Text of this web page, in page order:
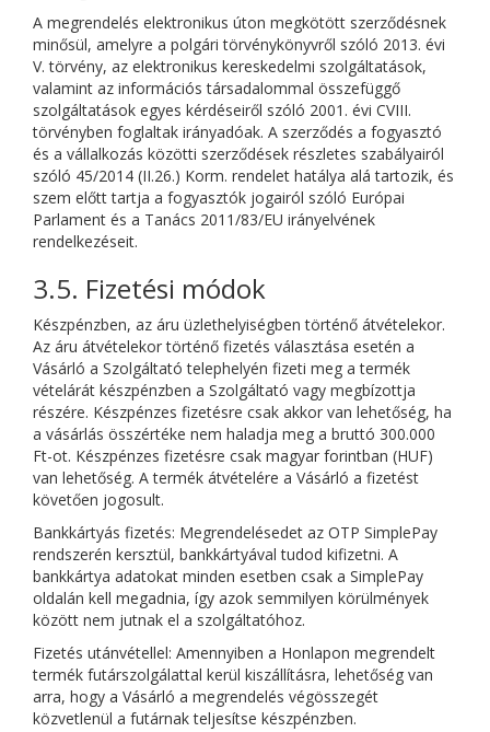
A megrendelés elektronikus úton megkötött szerződésnek
minősül, amelyre a polgári törvénykönyvről szóló 2013. évi
V. törvény, az elektronikus kereskedelmi szolgáltatások,
valamint az információs társadalommal összefüggő
szolgáltatások egyes kérdéseiről szóló 2001. évi CVIII.
törvényben foglaltak irányadóak. A szerződés a fogyasztó
és a vállalkozás közötti szerződések részletes szabályairól
szóló 45/2014 (II.26.) Korm. rendelet hatálya alá tartozik, és
szem előtt tartja a fogyasztók jogairól szóló Európai
Parlament és a Tanács 2011/83/EU irányelvének
rendelkezéseit.
3.5. Fizetési módok
Készpénzben, az áru üzlethelyiségben történő átvételekor.
Az áru átvételekor történő fizetés választása esetén a
Vásárló a Szolgáltató telephelyén fizeti meg a termék
vételárát készpénzben a Szolgáltató vagy megbízottja
részére. Készpénzes fizetésre csak akkor van lehetőség, ha
a vásárlás összértéke nem haladja meg a bruttó 300.000
Ft-ot. Készpénzes fizetésre csak magyar forintban (HUF)
van lehetőség. A termék átvételére a Vásárló a fizetést
követően jogosult.
Bankkártyás fizetés: Megrendelésedet az OTP SimplePay
rendszerén kersztül, bankkártyával tudod kifizetni. A
bankkártya adatokat minden esetben csak a SimplePay
oldalán kell megadnia, így azok semmilyen körülmények
között nem jutnak el a szolgáltatóhoz.
Fizetés utánvétellel: Amennyiben a Honlapon megrendelt
termék futárszolgálattal kerül kiszállításra, lehetőség van
arra, hogy a Vásárló a megrendelés végösszegét
közvetlenül a futárnak teljesítse készpénzben.